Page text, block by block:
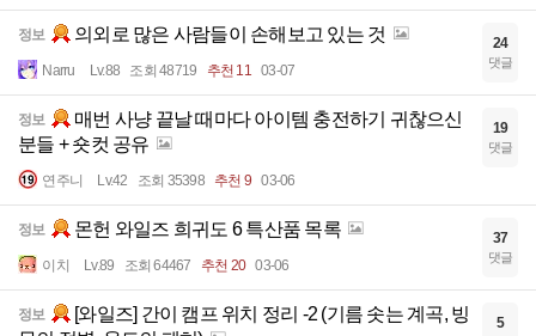
정보 의외로 많은 사람들이 손해보고 있는 것
Narru Lv.88 조회 48719 추천 11 03-07
24
댓글
정보
매번 사냥 끝날 때마다 아이템 충전하기 귀찮으신
분들 + 숏컷 공유
연주니 Lv.42 조회 35398 추천 9 03-06
19
댓글
정보 몬헌 와일즈 희귀도 6 특산품 목록
이치 Lv.89 조회 64467 추천 20 03-06
37
댓글
정보
[와일즈] 간이 캠프 위치 정리 -2 (기름 솟는 계곡, 빙
5